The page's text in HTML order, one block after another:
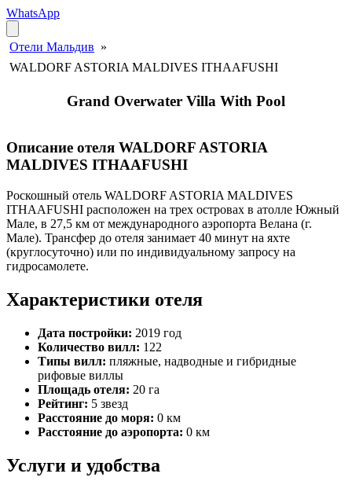
WhatsApp
Отели Мальдив »
WALDORF ASTORIA MALDIVES ITHAAFUSHI
Grand Overwater Villa With Pool
Описание отеля WALDORF ASTORIA
MALDIVES ITHAAFUSHI
Роскошный отель WALDORF ASTORIA MALDIVES
ITHAAFUSHI расположен на трех островах в атолле Южный
Мале, в 27,5 км от международного аэропорта Велана (г.
Мале). Трансфер до отеля занимает 40 минут на яхте
(круглосуточно) или по индивидуальному запросу на
гидросамолете.
Характеристики отеля
Дата постройки: 2019 год
Количество вилл: 122
Типы вилл: пляжные, надводные и гибридные
рифовые виллы
Площадь отеля: 20 га
Рейтинг: 5 звезд
Расстояние до моря: 0 км
Расстояние до аэропорта: 0 км
Услуги и удобства